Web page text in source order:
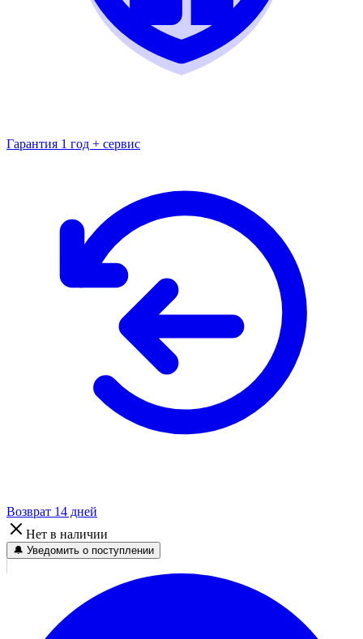
Гарантия 1 год + сервис
Возврат 14 дней
Нет в наличии
🔔 Уведомить о поступлении